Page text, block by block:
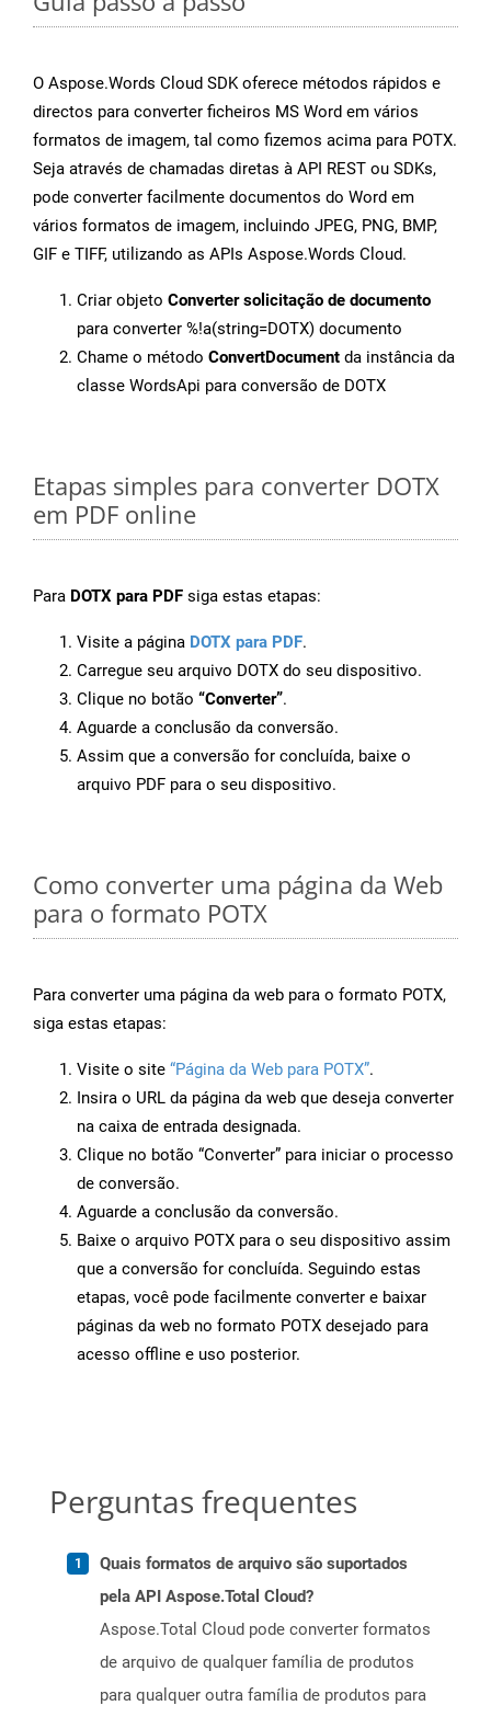
O Aspose.Words Cloud SDK oferece métodos rápidos e
directos para converter ficheiros MS Word em vários
formatos de imagem, tal como fizemos acima para POTX.
Seja através de chamadas diretas à API REST ou SDKs,
pode converter facilmente documentos do Word em
vários formatos de imagem, incluindo JPEG, PNG, BMP,
GIF e TIFF, utilizando as APIs Aspose.Words Cloud.
Criar objeto Converter solicitação de documento
para converter %!a(string=DOTX) documento
Chame o método ConvertDocument da instância da
classe WordsApi para conversão de DOTX
Etapas simples para converter DOTX
em PDF online
Para DOTX para PDF siga estas etapas:
Visite a página DOTX para PDF.
Carregue seu arquivo DOTX do seu dispositivo.
Clique no botão “Converter”.
Aguarde a conclusão da conversão.
Assim que a conversão for concluída, baixe o
arquivo PDF para o seu dispositivo.
Como converter uma página da Web
para o formato POTX
Para converter uma página da web para o formato POTX,
siga estas etapas:
Visite o site “Página da Web para POTX”.
Insira o URL da página da web que deseja converter
na caixa de entrada designada.
Clique no botão “Converter” para iniciar o processo
de conversão.
Aguarde a conclusão da conversão.
Baixe o arquivo POTX para o seu dispositivo assim
que a conversão for concluída. Seguindo estas
etapas, você pode facilmente converter e baixar
páginas da web no formato POTX desejado para
acesso offline e uso posterior.
Perguntas frequentes
Quais formatos de arquivo são suportados
pela API Aspose.Total Cloud?
Aspose.Total Cloud pode converter formatos
de arquivo de qualquer família de produtos
para qualquer outra família de produtos para